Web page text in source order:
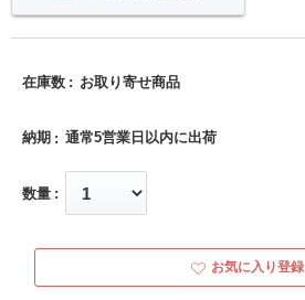
在庫数 お取り寄せ商品
納期 通常5営業日以内に出荷
数量
お気に入り登録